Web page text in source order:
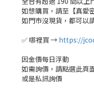
如想購買，請至【真愛
如門市沒現貨，都可以
✅ 哪裡買 → https://
因金價每日浮動
如需詢價，請點選此頁
或是私訊詢價